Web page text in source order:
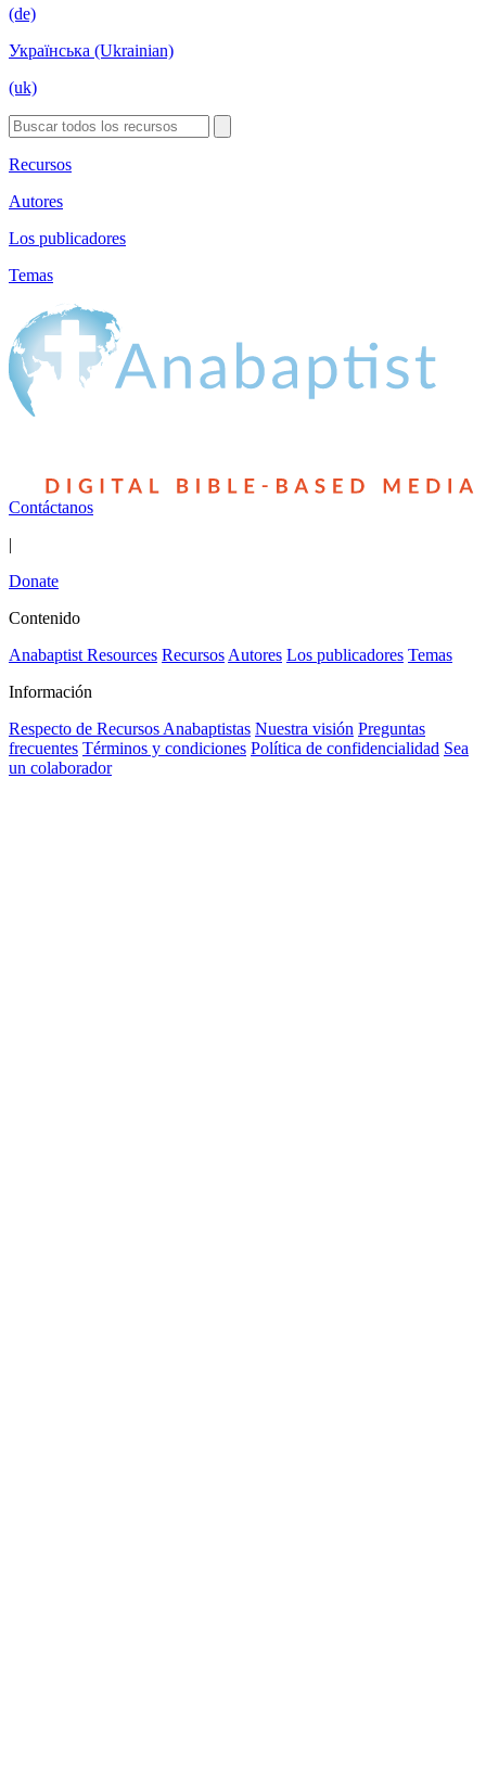
(de)
Українська (Ukrainian)
(uk)
Recursos
Autores
Los publicadores
Temas
Contáctanos
|
Donate
Contenido
Anabaptist Resources Recursos Autores Los publicadores Temas
Información
Respecto de Recursos Anabaptistas Nuestra visión Preguntas
frecuentes Términos y condiciones Política de confidencialidad Sea
un colaborador